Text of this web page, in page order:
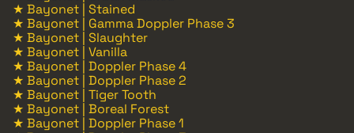
★ Bayonet | Stained
★ Bayonet | Gamma Doppler Phase 3
★ Bayonet | Slaughter
★ Bayonet | Vanilla
★ Bayonet | Doppler Phase 4
★ Bayonet | Doppler Phase 2
★ Bayonet | Tiger Tooth
★ Bayonet | Boreal Forest
★ Bayonet | Doppler Phase 1